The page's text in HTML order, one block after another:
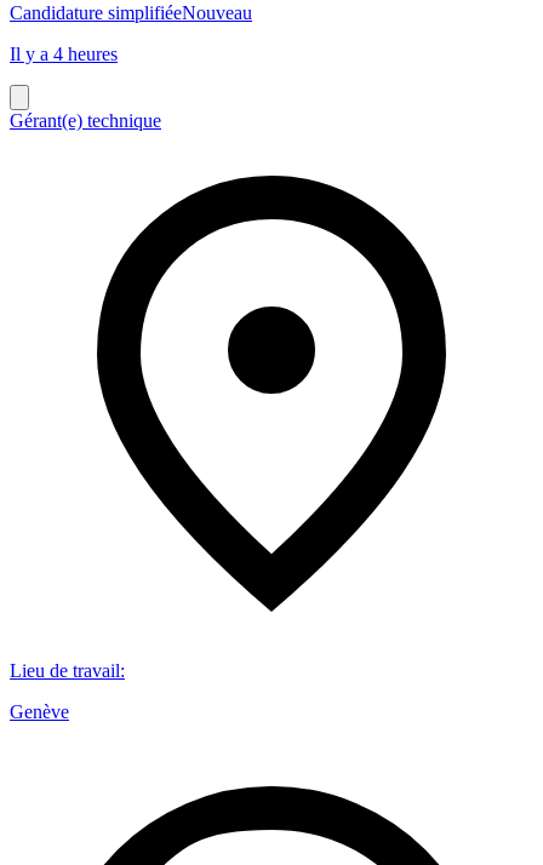
Candidature simplifiéeNouveau
Il y a 4 heures
Gérant(e) technique
Lieu de travail:
Genève